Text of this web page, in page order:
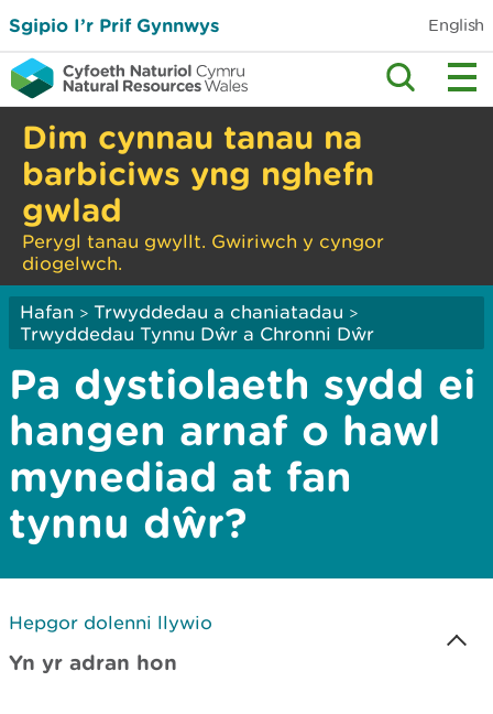
Sgipio I’r Prif Gynnwys English
Dim cynnau tanau na
barbiciws yng nghefn
gwlad
Perygl tanau gwyllt. Gwiriwch y cyngor
diogelwch.
Hafan > Trwyddedau a chaniatadau >
Trwyddedau Tynnu Dŵr a Chronni Dŵr
Pa dystiolaeth sydd ei
hangen arnaf o hawl
mynediad at fan
tynnu dŵr?
Hepgor dolenni llywio
Yn yr adran hon